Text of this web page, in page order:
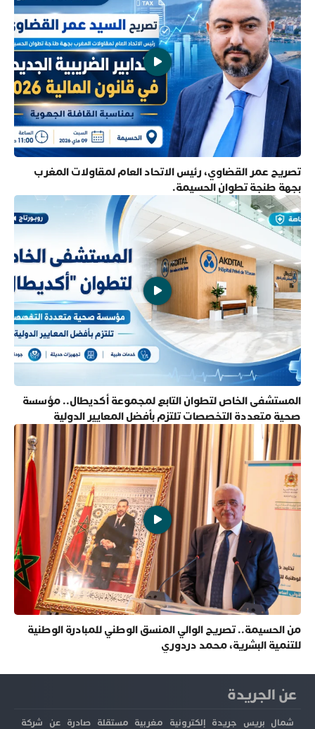
تصريح عمر القضاوي، رئيس الاتحاد العام لمقاولات المغرب
بجهة طنجة تطوان الحسيمة.
المستشفى الخاص لتطوان التابع لمجموعة أكديطال.. مؤسسة
صحية متعددة التخصصات تلتزم بأفضل المعايير الدولية
من الحسيمة.. تصريح الوالي المنسق الوطني للمبادرة الوطنية
للتنمية البشرية، محمد دردوري
عن الجريدة
شمال بريس جريدة إلكترونية مغربية مستقلة صادرة عن شركة